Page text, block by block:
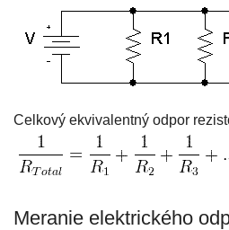
Celkový ekvivalentný odpor
Meranie elektrického